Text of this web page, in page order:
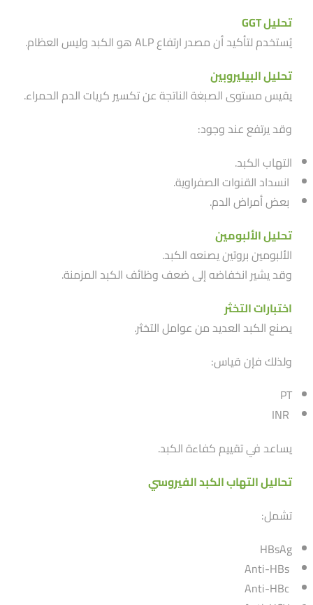
تحليل GGT
يُستخدم لتأكيد أن مصدر ارتفاع ALP هو الكبد وليس العظام.
تحليل البيليروبين
يقيس مستوى الصبغة الناتجة عن تكسير كريات الدم الحمراء.
وقد يرتفع عند وجود:
التهاب الكبد.
انسداد القنوات الصفراوية.
بعض أمراض الدم.
تحليل الألبومين
الألبومين بروتين يصنعه الكبد.
وقد يشير انخفاضه إلى ضعف وظائف الكبد المزمنة.
اختبارات التخثر
يصنع الكبد العديد من عوامل التخثر.
ولذلك فإن قياس:
PT
يساعد في تقييم كفاءة الكبد.
تحاليل التهاب الكبد الفيروسي
تشمل:
HBsAg